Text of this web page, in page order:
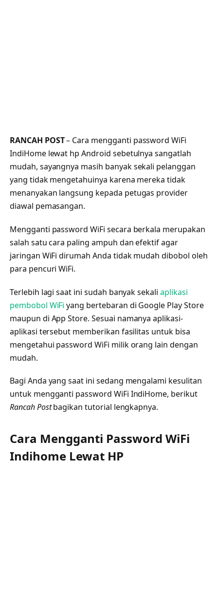
RANCAH POST– Cara mengganti password WiFi
IndiHome lewat hp Android sebetulnya sangatlah
mudah, sayangnya masih banyak sekali pelanggan
yang tidak mengetahuinya karena mereka tidak
menanyakan langsung kepada petugas provider
diawal pemasangan.
Mengganti password WiFi secara berkala merupakan
salah satu cara paling ampuh dan efektif agar
jaringan WiFi dirumah Anda tidak mudah dibobol oleh
para pencuri WiFi.
Terlebih lagi saat ini sudah banyak sekali aplikasi
pembobol WiFi yang bertebaran di Google Play Store
maupun di App Store. Sesuai namanya aplikasi-
aplikasi tersebut memberikan fasilitas untuk bisa
mengetahui password WiFi milik orang lain dengan
mudah.
Bagi Anda yang saat ini sedang mengalami kesulitan
untuk mengganti password WiFi IndiHome, berikut
Rancah Postbagikan tutorial lengkapnya.
Cara Mengganti Password WiFi
Indihome Lewat HP